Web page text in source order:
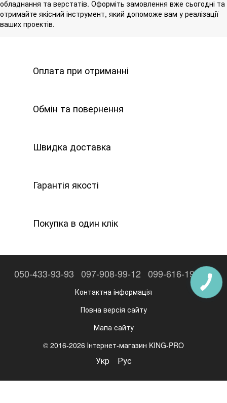
обладнання та верстатів. Оформіть замовлення вже сьогодні та
отримайте якісний інструмент, який допоможе вам у реалізації
ваших проектів.
Оплата при отриманні
Обмін та повернення
Швидка доставка
Гарантія якості
Покупка в один клік
050-433-93-93 097-908-99-12 099-616-19-69
Контактна інформація
Повна версія сайту
Мапа сайту
© 2016-2026 Інтернет-магазин KING-PRO
Укр Рус